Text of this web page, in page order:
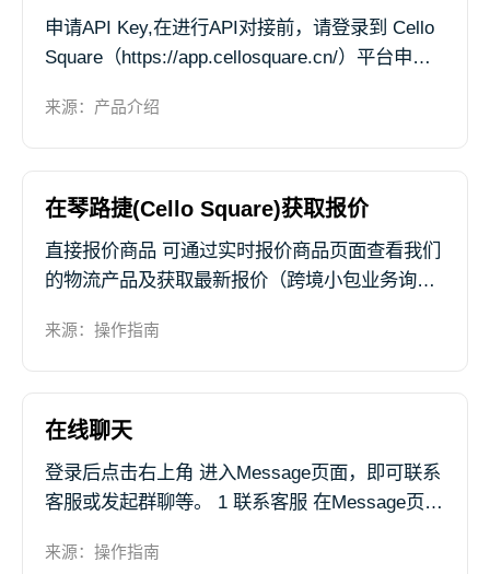
申请API Key,在进行API对接前，请登录到 Cello
Square（https://app.cellosquare.cn/）平台申请
页面
来源：产品介绍
在琴路捷(Cello Square)获取报价
直接报价商品 可通过实时报价商品页面查看我们
的物流产品及获取最新报价（跨境小包业务询价
1. 登录后点击 报价 > 直接报价商品 ，选择想要
来源：操作指南
在线聊天
登录后点击右上角 进入Message页面，即可联系
客服或发起群聊等。 1 联系客服 在Message页面
面提示填写 标题、咨询内容 后点击 发送 ，我们
来源：操作指南